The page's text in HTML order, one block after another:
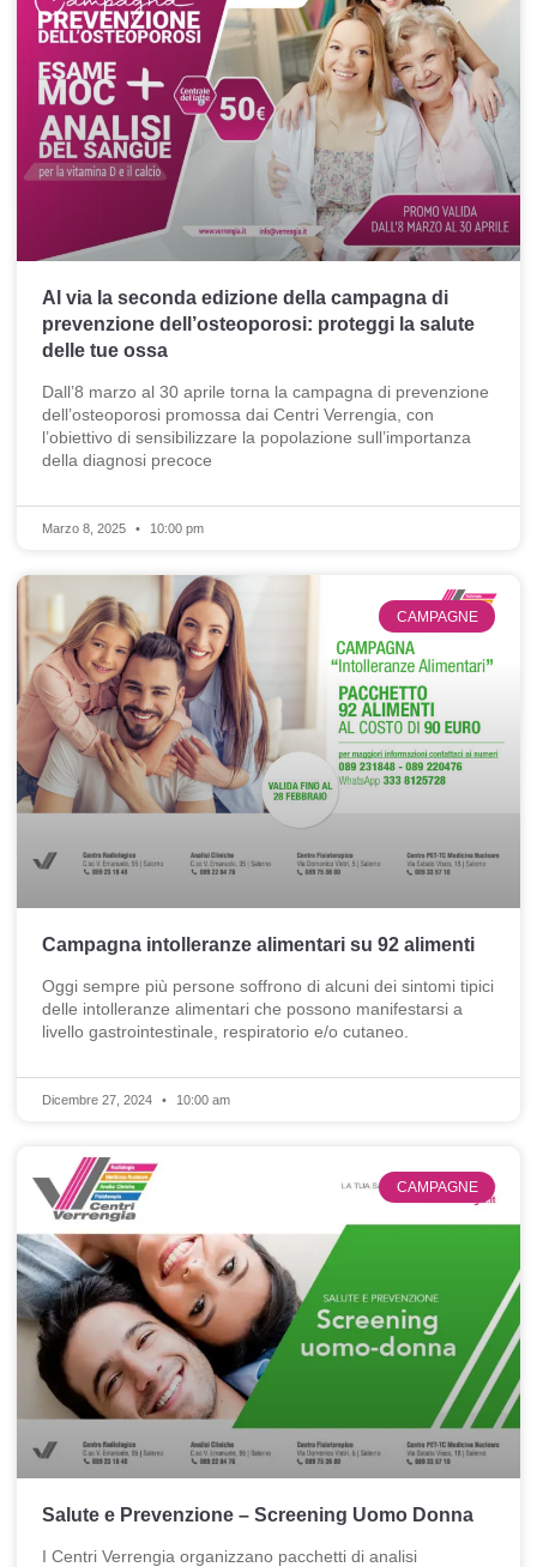
Al via la seconda edizione della campagna di
prevenzione dell’osteoporosi: proteggi la salute
delle tue ossa
Dall’8 marzo al 30 aprile torna la campagna di prevenzione
dell’osteoporosi promossa dai Centri Verrengia, con
l’obiettivo di sensibilizzare la popolazione sull’importanza
della diagnosi precoce
Marzo 8, 2025 10:00 pm
CAMPAGNE
Campagna intolleranze alimentari su 92 alimenti
Oggi sempre più persone soffrono di alcuni dei sintomi tipici
delle intolleranze alimentari che possono manifestarsi a
livello gastrointestinale, respiratorio e/o cutaneo.
Dicembre 27, 2024 10:00 am
CAMPAGNE
Salute e Prevenzione – Screening Uomo Donna
I Centri Verrengia organizzano pacchetti di analisi